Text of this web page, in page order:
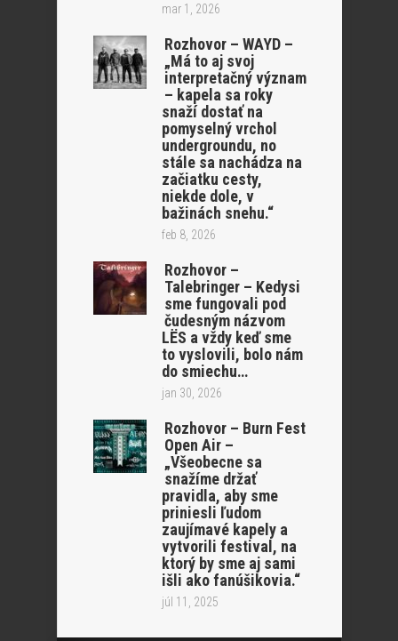
mar 1, 2026
Rozhovor – WAYD –
„Má to aj svoj
interpretačný význam
– kapela sa roky
snaží dostať na
pomyselný vrchol
undergroundu, no
stále sa nachádza na
začiatku cesty,
niekde dole, v
bažinách snehu.“
feb 8, 2026
Rozhovor –
Talebringer – Kedysi
sme fungovali pod
čudesným názvom
LËS a vždy keď sme
to vyslovili, bolo nám
do smiechu…
jan 30, 2026
Rozhovor – Burn Fest
Open Air –
„Všeobecne sa
snažíme držať
pravidla, aby sme
priniesli ľudom
zaujímavé kapely a
vytvorili festival, na
ktorý by sme aj sami
išli ako fanúšikovia.“
júl 11, 2025